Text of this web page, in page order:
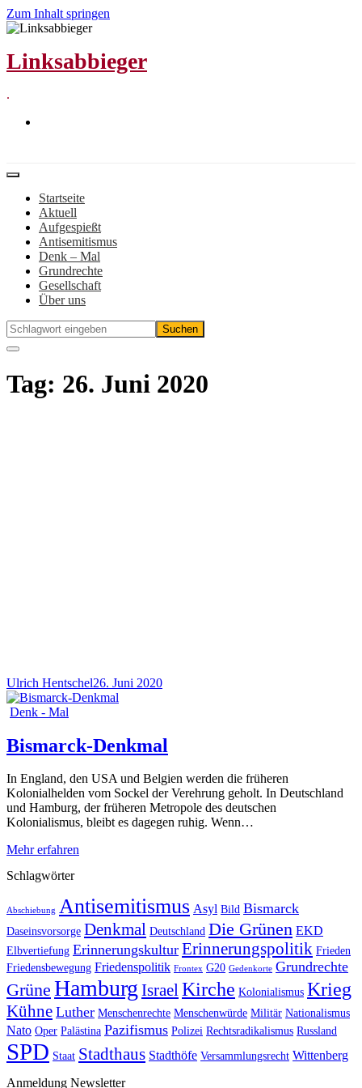
Zum Inhalt springen
Linksabbieger
.
Startseite
Aktuell
Aufgespießt
Antisemitismus
Denk – Mal
Grundrechte
Gesellschaft
Über uns
Tag: 26. Juni 2020
Ulrich Hentschel26. Juni 2020
Denk - Mal
Bismarck-Denkmal
In England, den USA und Belgien werden die früheren
Kolonialhelden vom Sockel der Verehrung geholt. In Deutschland
und Hamburg, der früheren Metropole des deutschen
Kolonialismus, bleibt es dagegen ruhig. Wenn…
Mehr erfahren
Schlagwörter
Abschiebung Antisemitismus Asyl Bild Bismarck
Daseinsvorsorge Denkmal Deutschland Die Grünen EKD
Elbvertiefung Erinnerungskultur Erinnerungspolitik Frieden
Friedensbewegung Friedenspolitik Frontex G20 Gedenkorte Grundrechte
Grüne Hamburg IsraelKirche Kolonialismus Krieg
Kühne Luther Menschenrechte Menschenwürde Militär Nationalismus
Nato Oper Palästina Pazifismus Polizei Rechtsradikalismus Russland
SPD Staat Stadthaus Stadthöfe Versammlungsrecht Wittenberg
Anmeldung Newsletter